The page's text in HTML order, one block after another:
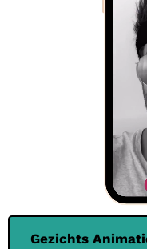
Gezichts